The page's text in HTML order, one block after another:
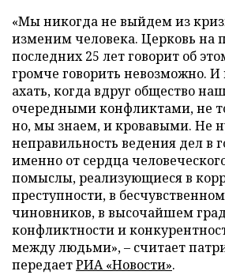
«Мы никогда не выйдем из
изменим человека. Церковь на
последних 25 лет говорит об
громче говорить невозможно. И
ахать, когда вдруг общество
очередными конфликтами, не
но, мы знаем, и кровавыми. Не
неправильность ведения дел в
именно от сердца
помыслы, реализующиеся в
преступности, в
чиновников, в высочайшем
конфликтности и
между людьми», – считает
передаетРИА «Новости».